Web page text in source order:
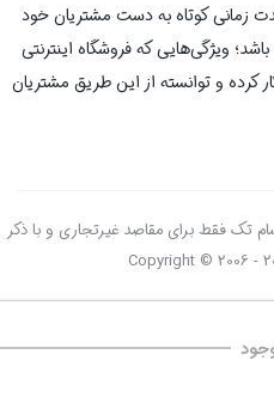
زمانی کوتاه به دست مشتریان خود
ویژگی‌هایی که فروشگاه اینترنتی
و توانسته از این طریق مشتریان
تک فقط برای مقاصد غیرتجاری و با ذکر